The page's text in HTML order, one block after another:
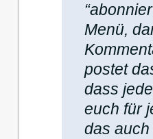
Menü,
postet
dass
euch für
das